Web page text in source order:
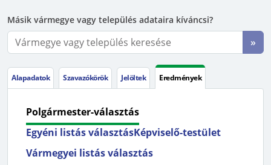
Másik vármegye vagy település adataira kíváncsi?
»
Alapadatok Szavazókörök Jelöltek Eredmények
Polgármester-választás
Egyéni listás választásKépviselő-testület
Vármegyei listás választás